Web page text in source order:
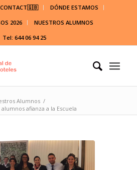
CONTACT🇬🇧
DÓNDE ESTAMOS
2026
NUESTROS ALUMNOS
Tel: 644 06 94 25
Alumnos /
afianza a la Escuela